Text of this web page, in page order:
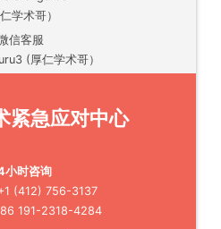
信客服
(厚仁学术哥）
紧急应对中心
小时咨询
(412) 756-3137
191-2318-4284